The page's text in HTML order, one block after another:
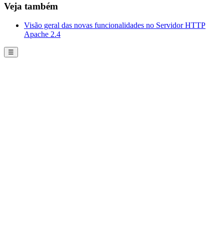
Veja também
Visão geral das novas funcionalidades no Servidor HTTP
Apache 2.4
☰